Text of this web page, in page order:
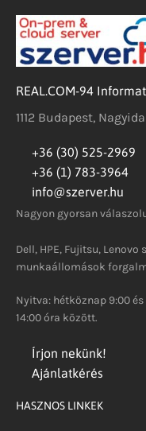
REAL.COM-94
1112 Budapest,
+36 (30) 525-2969
+36 (1) 783-3964
info@szerver.hu
Nagyon gyorsan
Dell, HPE, Fujitsu,
munkaállomások
Nyitva: hétköznap 9:00
14:00 óra között.
Írjon nekünk!
Ajánlatkérés
HASZNOS LINKEK